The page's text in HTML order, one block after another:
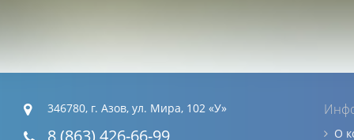
346780, г. Азов, ул. Мира, 102 «У»
8 (863) 426-66-99 О